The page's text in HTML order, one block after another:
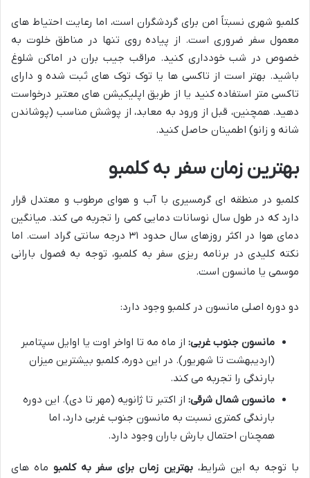
کلمبو شهری نسبتاً امن برای گردشگران است، اما رعایت احتیاط های
معمول سفر ضروری است. از پیاده روی تنها در مناطق خلوت به
خصوص در شب خودداری کنید. مراقب جیب بران در اماکن شلوغ
باشید. بهتر است از تاکسی ها یا توک توک های ثبت شده و دارای
تاکسی متر استفاده کنید یا از طریق اپلیکیشن های معتبر درخواست
دهید. همچنین، قبل از ورود به معابد، از پوشش مناسب (پوشاندن
شانه و زانو) اطمینان حاصل کنید.
بهترین زمان سفر به کلمبو
کلمبو در منطقه ای گرمسیری با آب و هوای مرطوب و معتدل قرار
دارد که در طول سال نوسانات دمایی کمی را تجربه می کند. میانگین
دمای هوا در اکثر روزهای سال حدود ۳۱ درجه سانتی گراد است. اما
نکته کلیدی در برنامه ریزی سفر به کلمبو، توجه به فصول بارانی
موسمی یا مانسون است.
دو دوره اصلی مانسون در کلمبو وجود دارد:
مانسون جنوب غربی: از ماه مه تا اواخر اوت یا اوایل سپتامبر
(اردیبهشت تا شهریور). در این دوره، کلمبو بیشترین میزان
بارندگی را تجربه می کند.
مانسون شمال شرقی: از اکتبر تا ژانویه (مهر تا دی). این دوره
بارندگی کمتری نسبت به مانسون جنوب غربی دارد، اما
همچنان احتمال بارش باران وجود دارد.
با توجه به این شرایط،بهترین زمان برای سفر به کلمبو ماه های